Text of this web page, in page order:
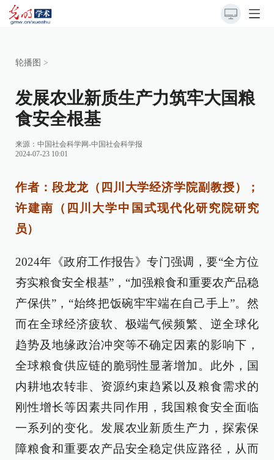
轮播图 >
发展农业新质生产力筑牢大国粮
食安全根基
来源： 中国社会科学网-中国社会科学报
2024-07-23 10:01
作者：段龙龙（四川大学经济学院副教授）；
许建南（四川大学中国式现代化研究院研究
员）
2024年《政府工作报告》专门强调，要“全方位
夯实粮食安全根基”，“加强粮食和重要农产品稳
产保供”，“始终把饭碗牢牢端在自己手上”。然
而在全球经济疲软、极端气候频繁、逆全球化
趋势及地缘政治冲突等不确定因素的影响下，
全球粮食供应链的脆弱性显著增加。此外，国
内耕地农转非、资源约束趋紧以及粮食需求的
刚性增长等因素共同作用，我国粮食安全面临
一系列的变化。发展农业新质生产力，探索保
障粮食和重要农产品安全稳定供应路径，从而